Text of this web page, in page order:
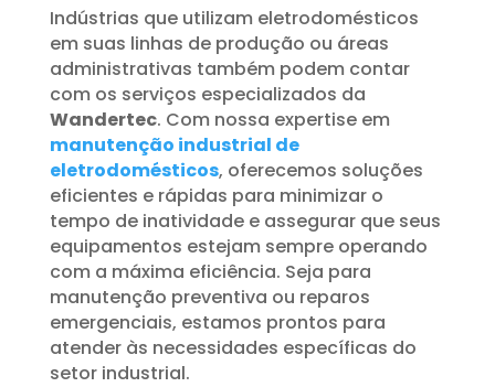
Indústrias que utilizam eletrodomésticos
em suas linhas de produção ou áreas
administrativas também podem contar
com os serviços especializados da
Wandertec. Com nossa expertise em
manutenção industrial de
eletrodomésticos, oferecemos soluções
eficientes e rápidas para minimizar o
tempo de inatividade e assegurar que seus
equipamentos estejam sempre operando
com a máxima eficiência. Seja para
manutenção preventiva ou reparos
emergenciais, estamos prontos para
atender às necessidades específicas do
setor industrial.